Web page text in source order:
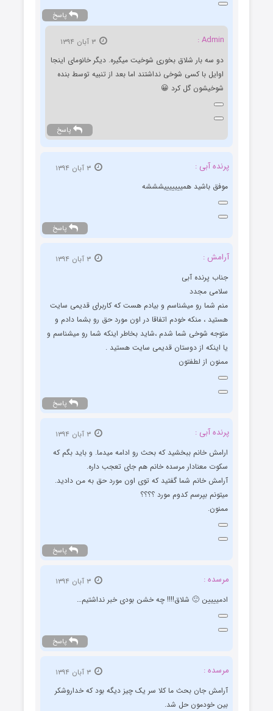
پاسخ
Admin :
۳ آبان ۱۳۹۴
دو سه بار شلاق بخوری شوخیت میگیره. دیگر خانومای اینجا
اوایل با کسی شوخی نداشتند اما بعد از تنبیه توسط بنده
شوخیشون گل کرد 😀
پاسخ
پرنده آبی :
موفق باشید همیییییییشششه
پاسخ
آرامش :
جناب پرنده آبی
سلامی مجدد
منم شما رو میشناسم و بیادم هست که کاربرای قدیمی سایت
هستید ، منکه خودم اتفاقا در اون مورد حق رو بشما دادم و
متوجه شوخی شما شدم ،شاید بخاطر اینکه شما رو میشناسم و
یا اینکه از دوستان قدیمی سایت هستید .
ممنون از لطفتون
پاسخ
پرنده آبی :
ارامش خانم ببخشید که بحث رو ادامه میدما. و باید بگم که
سکوت معنادار مرسده خانم هم جای تعجب داره.
آرامش خانم شما گفتید که توی اون مورد حق به من دادید.
میتونم بپرسم کدوم مورد ؟؟؟؟
ممنون.
پاسخ
مرسده :
ادمیییین 🙂 شلاق!!!! چه خشن بودی خبر نداشتیم…
پاسخ
مرسده :
آرامش جان بحث ما کلا سر یک چیز دیگه بود که خداروشکر
بین خودمون حل شد.